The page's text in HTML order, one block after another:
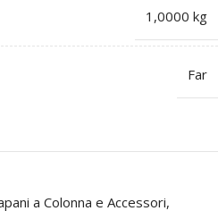
1,0000 kg
Far
a Colonna e Accessori,